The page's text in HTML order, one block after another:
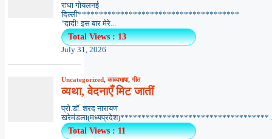
राधा गोयलनई
दिल्ली**************************************
"दादी! इस बार मेरे...
Total Views : 13
July 31, 2026
Uncategorized,काव्यभाषा,गीत
व्यथा, वेदनाएँ मिट जातीं
प्रो.डॉ. शरद नारायण
Total Views : 11